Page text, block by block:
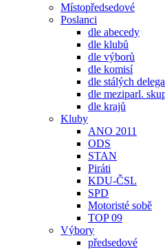
Místopředsedové
Poslanci
dle abecedy
dle klubů
dle výborů
dle komisí
dle stálých
dle meziparl.
dle krajů
Kluby
ANO 2011
ODS
STAN
Piráti
KDU-ČSL
SPD
Motoristé sobě
TOP 09
Výbory
předsedové